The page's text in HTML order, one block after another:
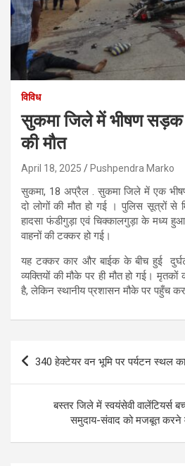
विविध
सुकमा जिले में भीषण सड़क
की मौत
April 18, 2025 Pushpendra Marko
सुकमा, 18 अप्रैल . सुकमा जिले में एक
दो लोगों की मौत हो गई । पुलिस सूत्रों से
हादसा फंडीगुड़ा एवं चिक्कालगुड़ा के मध्य
वाहनों की टक्कर हो गई।
यह टक्कर कार और बाईक के बीच हुई
व्यक्तियों की मौके पर ही मौत हो गई।
है, लेकिन स्थानीय प्रशासन मौके पर पहुँच
Post
340 हेक्टेयर वन भूमि पर पर्यटन स्थल का
बस्तर जिले में स्वयंसेवी वालेंटियर्स
समुदाय-संवाद को मजबूत करने में